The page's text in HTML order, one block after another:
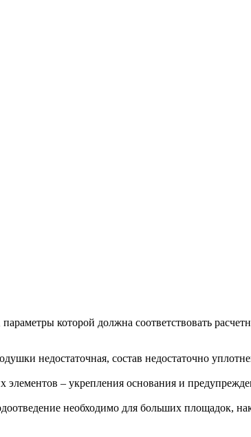
которой должна соответствовать
недостаточная, состав недостаточно
элементов – укрепления основания и
необходимо для больших площадок,